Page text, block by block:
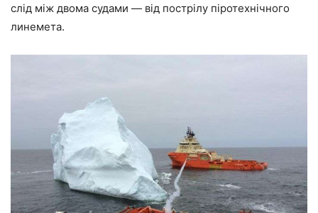
слід між двома судами — від пострілу піротехнічного
линемета.